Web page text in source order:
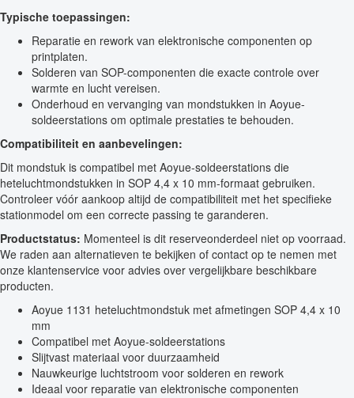
Typische toepassingen:
Reparatie en rework van elektronische componenten op
printplaten.
Solderen van SOP-componenten die exacte controle over
warmte en lucht vereisen.
Onderhoud en vervanging van mondstukken in Aoyue-
soldeerstations om optimale prestaties te behouden.
Compatibiliteit en aanbevelingen:
Dit mondstuk is compatibel met Aoyue-soldeerstations die
heteluchtmondstukken in SOP 4,4 x 10 mm-formaat gebruiken.
Controleer vóór aankoop altijd de compatibiliteit met het specifieke
stationmodel om een correcte passing te garanderen.
Productstatus: Momenteel is dit reserveonderdeel niet op voorraad.
We raden aan alternatieven te bekijken of contact op te nemen met
onze klantenservice voor advies over vergelijkbare beschikbare
producten.
Aoyue 1131 heteluchtmondstuk met afmetingen SOP 4,4 x 10
mm
Compatibel met Aoyue-soldeerstations
Slijtvast materiaal voor duurzaamheid
Nauwkeurige luchtstroom voor solderen en rework
Ideaal voor reparatie van elektronische componenten